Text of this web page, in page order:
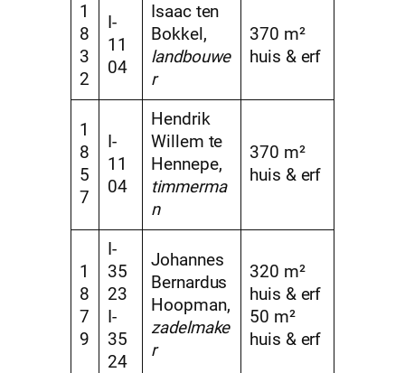
1
8
3
2
I-
11
04
Isaac ten
Bokkel,
landbouwe
r
370 m²
huis & erf
1
8
5
7
I-
11
04
Hendrik
Willem te
Hennepe,
timmerma
n
370 m²
huis & erf
1
8
7
9
I-
35
23
I-
35
24
Johannes
Bernardus
Hoopman,
zadelmake
r
320 m²
huis & erf
50 m²
huis & erf